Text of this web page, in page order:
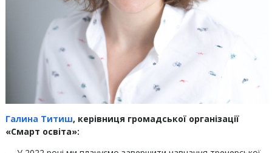
Галина Титиш, керівниця громадської організації
«Смарт освіта»: